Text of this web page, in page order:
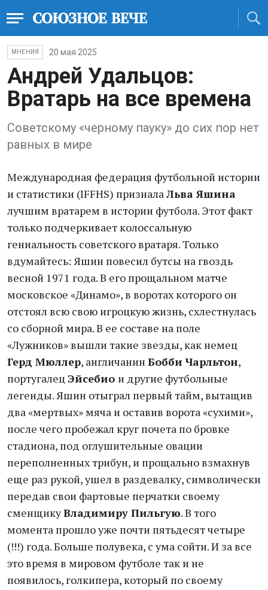
МНЕНИЯ 20 мая 2025
Андрей Удальцов:
Вратарь на все времена
Советскому «черному пауку» до сих пор нет
равных в мире
Международная федерация футбольной истории
и статистики (IFFHS) призналаЛьва Яшина
лучшим вратарем в истории футбола. Этот факт
только подчеркивает колоссальную
гениальность советского вратаря. Только
вдумайтесь: Яшин повесил бутсы на гвоздь
весной 1971 года. В его прощальном матче
московское «Динамо», в воротах которого он
отстоял всю свою игроцкую жизнь, схлестнулась
со сборной мира. В ее составе на поле
«Лужников» вышли такие звезды, как немец
Герд Мюллер, англичанин Бобби Чарльтон,
португалецЭйсебио и другие футбольные
легенды. Яшин отыграл первый тайм, вытащив
два «мертвых» мяча и оставив ворота «сухими»,
после чего пробежал круг почета по бровке
стадиона, под оглушительные овации
переполненных трибун, и прощально взмахнув
еще раз рукой, ушел в раздевалку, символически
передав свои фартовые перчатки своему
сменщикуВладимиру Пильгую. В того
момента прошло уже почти пятьдесят четыре
(!!!) года. Больше полувека, с ума сойти. И за все
это время в мировом футболе так и не
появилось, голкипера, который по своему